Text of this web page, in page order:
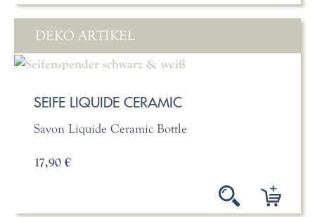
DEKO ARTIKEL
SEIFE LIQUIDE CERAMIC
Savon Liquide Ceramic Bottle
17,90 €